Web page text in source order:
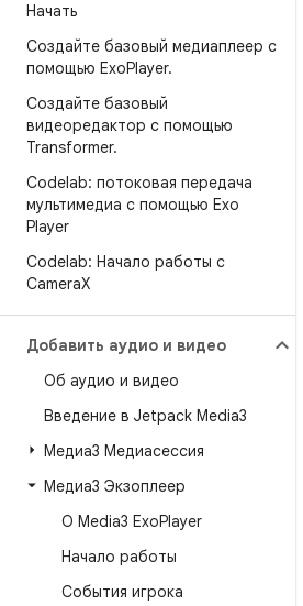
Начать
Создайте базовый медиаплеер с
помощью ExoPlayer.
Создайте базовый
видеоредактор с помощью
Transformer.
Codelab: потоковая передача
мультимедиа с помощью Exo
Player
Codelab: Начало работы с
CameraX
Добавить аудио и видео
Об аудио и видео
Введение в Jetpack Media3
Медиа3 Медиасессия
Медиа3 Экзоплеер
О Media3 ExoPlayer
Начало работы
События игрока